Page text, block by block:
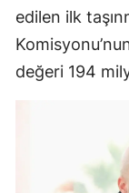
edilen ilk
değeri 194